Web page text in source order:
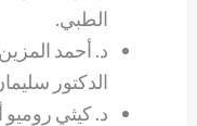
الطبي.
د. أحمد
الدكتور
د. كيثي